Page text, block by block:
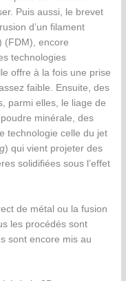
Puis aussi, le brevet
d’un filament
(FDM), encore
technologies
offre à la fois une prise
faible. Ensuite, des
parmi elles, le liage de
minérale, des
technologie celle du jet
) qui vient projeter des
solidifiées sous l’effet
de métal ou la fusion
les procédés sont
sont encore mis au